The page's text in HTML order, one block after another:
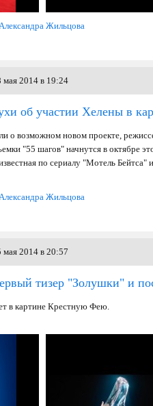
Жильцова
мая 2014 в 19:24
об участии Хелены в
о возможном новом проекте,
"55 шагов" начнутся в октябре
по сериалу "Мотель Бейтса"
Жильцова
мая 2014 в 20:57
тизер "Золушки" и
в картине Крестную Фею.